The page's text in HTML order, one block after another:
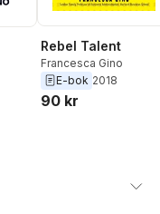
Rebel Talent
Francesca Gino
E-bok 2018
90 kr